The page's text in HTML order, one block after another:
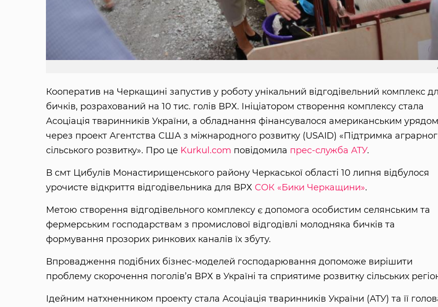
Кооператив на Черкащині запустив у роботу унікальний відгодівельний комплекс
бичків, розрахований на 10 тис. голів ВРХ. Ініціатором створення комплексу стала
Асоціація тваринників України, а обладнання фінансувалося американським урядом
через проект Агентства США з міжнародного розвитку (USAID) «Підтримка
сільського розвитку». Про це Kurkul.com повідомила прес-служба АТУ.
В смт Цибулів Монастирищенського району Черкаської області 10 липня відбулося
урочисте відкриття відгодівельника для ВРХ СОК «Бики Черкащини».
Метою створення відгодівельного комплексу є допомога особистим селянським та
фермерським господарствам з промислової відгодівлі молодняка бичків та
формування прозорих ринкових каналів їх збуту.
Впровадження подібних бізнес-моделей господарювання допоможе вирішити
проблему скорочення поголів’я ВРХ в Україні та сприятиме розвитку сільських
Ідейним натхненником проекту стала Асоціація тваринників України (АТУ) та її